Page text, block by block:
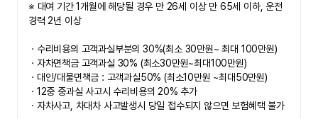
※ 대여 기간 1개월에 해당될 경우 만 26세 이상 만 65세 이하, 운전
경력 2년 이상
ㆍ수리비용의 고객과실부분의 30%(최소 30만원~ 최대 100만원)
ㆍ자차면책금 고객과실 30% (최소30만원~최대100만원)
ㆍ대인/대물면책금 : 고객과실50% (최소10만원 ~최대50만원)
ㆍ12중 중과실 사고시 수리비용의 20% 추가
ㆍ자차사고, 차대차 사고발생시 당일 접수되지 않으면 보험혜택 불가